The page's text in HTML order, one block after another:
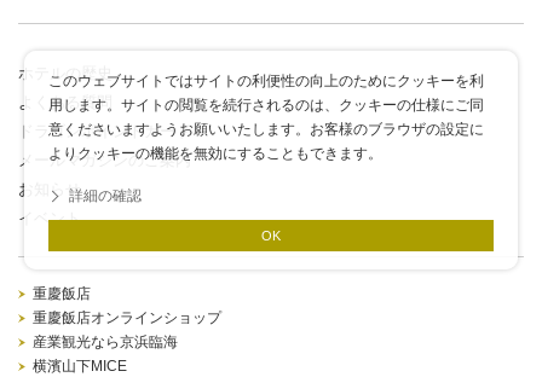
このウェブサイトではサイトの利便性の向上のためにクッキーを利
用します。サイトの閲覧を続行されるのは、クッキーの仕様にご同
意くださいますようお願いいたします。お客様のブラウザの設定に
よりクッキーの機能を無効にすることもできます。
詳細の確認
OK
ホテルの歴史
よくある質問
ドラゴンポイントカード
メールマガジンのご案内
お知らせ
イベント
重慶飯店
重慶飯店オンラインショップ
産業観光なら京浜臨海
横濱山下MICE